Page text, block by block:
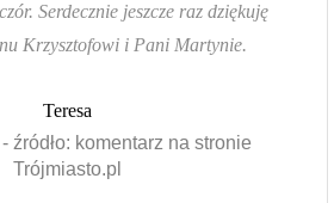
Serdecznie jeszcze raz dziękuję
Krzysztofowi i Pani Martynie.
Teresa
źródło: komentarz na stronie
Trójmiasto.pl